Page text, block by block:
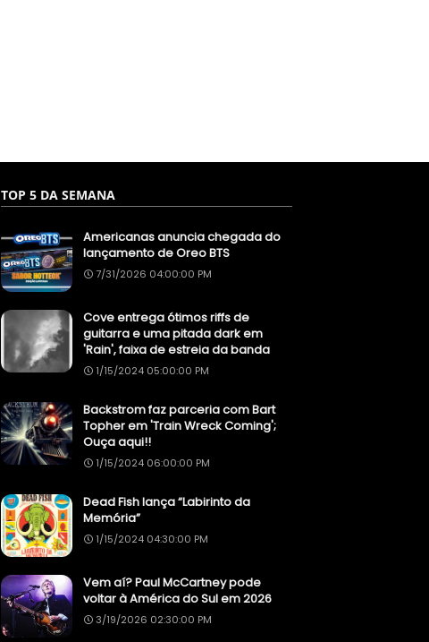
TOP 5 DA SEMANA
Americanas anuncia chegada do
lançamento de Oreo BTS
7/31/2026 04:00:00 PM
Cove entrega ótimos riffs de
guitarra e uma pitada dark em
'Rain', faixa de estreia da banda
1/15/2024 05:00:00 PM
Backstrom faz parceria com Bart
Topher em 'Train Wreck Coming';
Ouça aqui!!
1/15/2024 06:00:00 PM
Dead Fish lança “Labirinto da
Memória”
1/15/2024 04:30:00 PM
Vem aí? Paul McCartney pode
voltar à América do Sul em 2026
3/19/2026 02:30:00 PM